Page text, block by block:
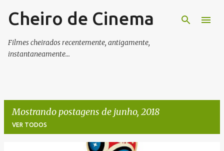
Pular para o conteúdo principal
Cheiro de Cinema
Filmes cheirados recentemente, antigamente,
instantaneamente...
Mostrando postagens de junho, 2018
VER TODOS